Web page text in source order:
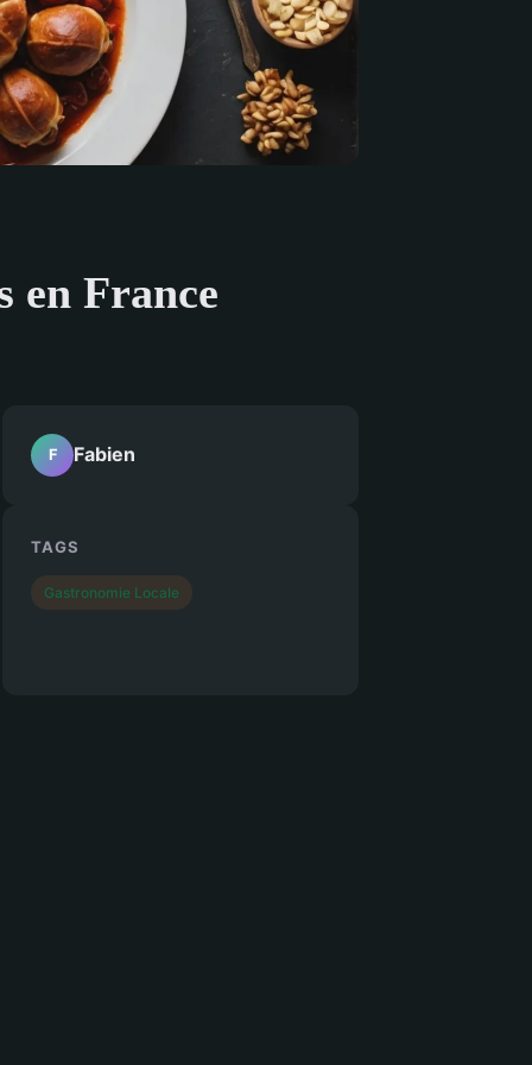
en France
F Fabien
TAGS
Gastronomie Locale